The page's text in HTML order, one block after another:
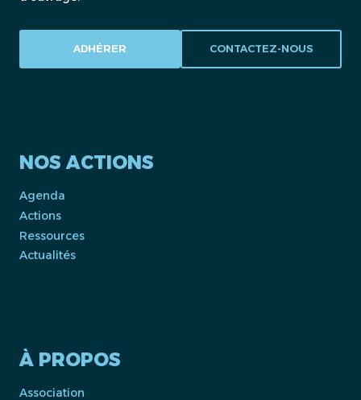
ADHÉRER CONTACTEZ-NOUS
NOS ACTIONS
Agenda
Actions
Ressources
Actualités
À PROPOS
Association